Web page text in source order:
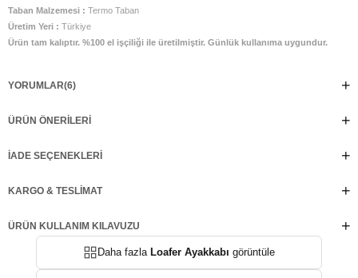
Taban Malzemesi : Termo Taban
Üretim Yeri : Türkiye
Ürün tam kalıptır. %100 el işçiliği ile üretilmiştir. Günlük kullanıma uygundur.
YORUMLAR(6)
ÜRÜN ÖNERILERI
İADE SEÇENEKLERI
KARGO & TESLIMAT
ÜRÜN KULLANIM KILAVUZU
Daha fazla Loafer Ayakkabı görüntüle